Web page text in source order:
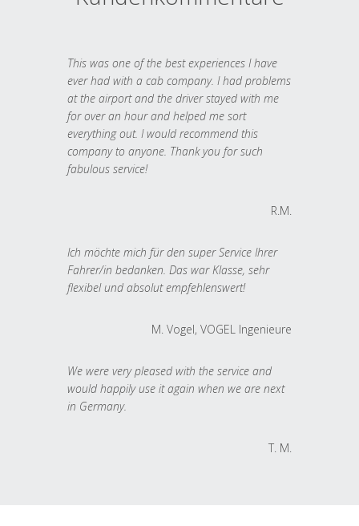
This was one of the best experiences I have
ever had with a cab company. I had problems
at the airport and the driver stayed with me
for over an hour and helped me sort
everything out. I would recommend this
company to anyone. Thank you for such
fabulous service!
R.M.
Ich möchte mich für den super Service Ihrer
Fahrer/in bedanken. Das war Klasse, sehr
flexibel und absolut empfehlenswert!
M. Vogel, VOGEL Ingenieure
We were very pleased with the service and
would happily use it again when we are next
in Germany.
T. M.